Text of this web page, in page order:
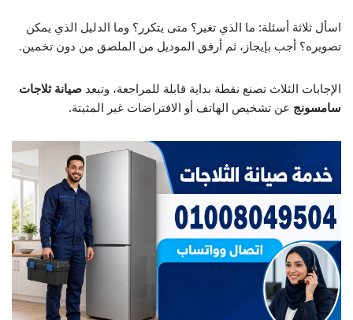
اسأل ثلاثة أسئلة: ما الذي تغير؟ متى يتكرر؟ وما الدليل الذي يمكن
تصويره؟ أجب بإيجاز، ثم أرفق الموديل من الملصق من دون تخمين.
الإجابات الثلاث تصنع نقطة بداية قابلة للمراجعة، وتبعد صيانة ثلاجات
سامسونج عن تشخيص الهاتف أو الافتراضات غير المثبتة.